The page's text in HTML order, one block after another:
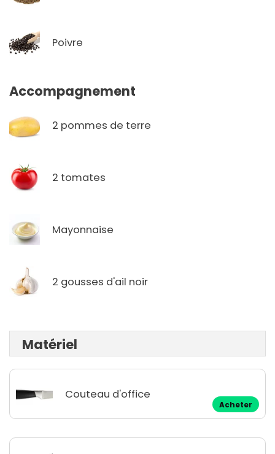
Poivre
Accompagnement
2 pommes de terre
2 tomates
Mayonnaise
2 gousses d'ail noir
Matériel
Couteau d'office
Acheter